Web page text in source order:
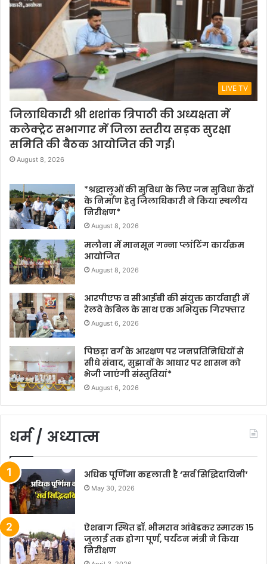
LIVE TV
जिलाधिकारी श्री शशांक त्रिपाठी की अध्यक्षता में
कलेक्ट्रेट सभागार में जिला स्तरीय सड़क सुरक्षा
समिति की बैठक आयोजित की गई।
August 8, 2026
*श्रद्धालुओं की सुविधा के लिए जन सुविधा केंद्रों
के निर्माण हेतु जिलाधिकारी ने किया स्थलीय
निरीक्षण*
August 8, 2026
मलौना में मानसून गन्ना प्लांटिंग कार्यक्रम
आयोजित
August 8, 2026
आरपीएफ व सीआईबी की संयुक्त कार्यवाही में
रेलवे केबिल के साथ एक अभियुक्त गिरफ्तार
August 6, 2026
पिछड़ा वर्ग के आरक्षण पर जनप्रतिनिधियों से
सीधे संवाद, सुझावों के आधार पर शासन को
भेजी जाएंगी संस्तुतियां*
August 6, 2026
धर्म / अध्यात्म
अधिक पूर्णिमा कहलाती है ‘सर्व सिद्धिदायिनी’
May 30, 2026
ऐशबाग स्थित डॉ. भीमराव आंबेडकर स्मारक 15
जुलाई तक होगा पूर्ण, पर्यटन मंत्री ने किया
निरीक्षण